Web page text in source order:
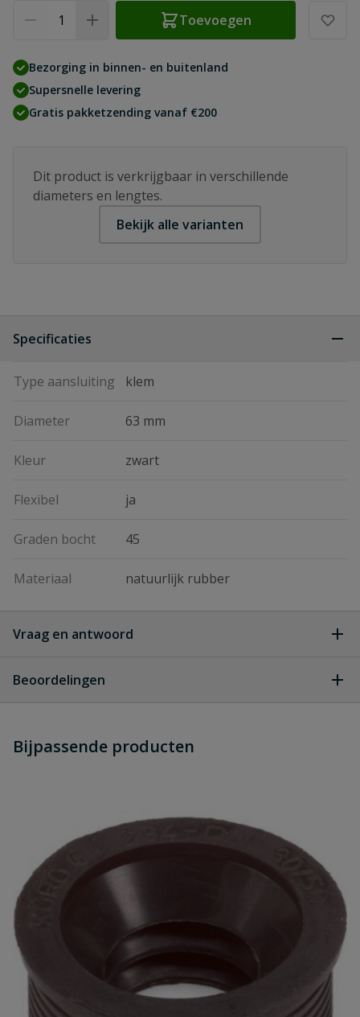
Toevoegen
Bezorging in binnen- en buitenland
Supersnelle levering
Gratis pakketzending vanaf €200
Dit product is verkrijgbaar in verschillende
diameters en lengtes.
Bekijk alle varianten
Specificaties
Type aansluiting klem
Diameter 63 mm
Kleur zwart
Flexibel ja
Graden bocht 45
Materiaal natuurlijk rubber
Vraag en antwoord
dit product?
Beoordelingen
Schrijf zelf een beoordeling
Uw waardering:
Samenvatting
Bijpassende producten